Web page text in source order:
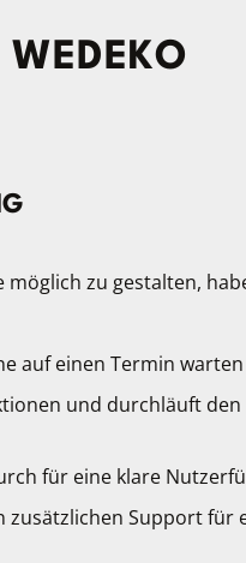
zu gestalten,
auf einen Termin
und durchläuft den
für eine klare
zusätzlichen Support für